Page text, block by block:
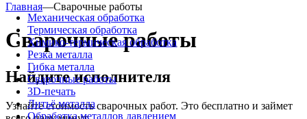
Механическая обработка
Термическая обработка
Химико-термическая обработка
Резка металла
Гибка металла
Сварочные работы
3D-печать
Литьё металла
Обработка металлов давлением
Главная—Сварочные работы
Сварочные работы
Найдите исполнителя
Узнайте стоимость сварочных работ. Это бесплатно и займет